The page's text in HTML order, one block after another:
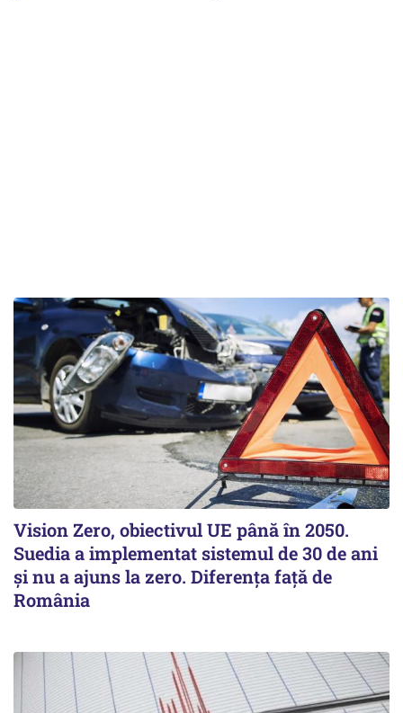
Vision Zero, obiectivul UE până în 2050.
Suedia a implementat sistemul de 30 de ani
şi nu a ajuns la zero. Diferenţa faţă de
România